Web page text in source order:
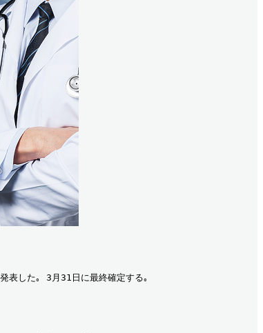
した｡ 3月31日に最終確定する｡